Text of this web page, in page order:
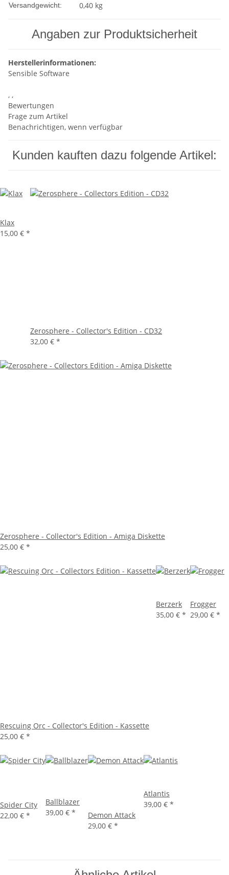
Versandgewicht: 0,40 kg
Angaben zur Produktsicherheit
Herstellerinformationen:
Sensible Software
, ,
Bewertungen
Frage zum Artikel
Benachrichtigen, wenn verfügbar
Kunden kauften dazu folgende Artikel:
Klax
15,00 € *
Zerosphere - Collector's Edition - CD32
32,00 € *
Zerosphere - Collector's Edition - Amiga Diskette
25,00 € *
Rescuing Orc - Collector's Edition - Kassette
25,00 € *
Berzerk
35,00 € *
Frogger
29,00 € *
Spider City
22,00 € *
Ballblazer
39,00 € *
Demon Attack
29,00 € *
Atlantis
39,00 € *